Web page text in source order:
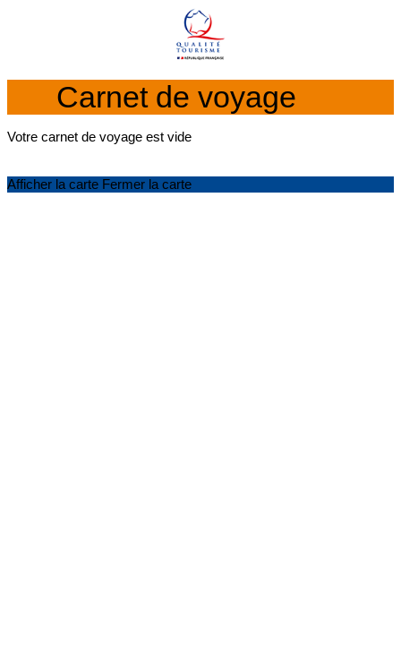
Carnet de voyage
Votre carnet de voyage est vide
Afficher la carte Fermer la carte